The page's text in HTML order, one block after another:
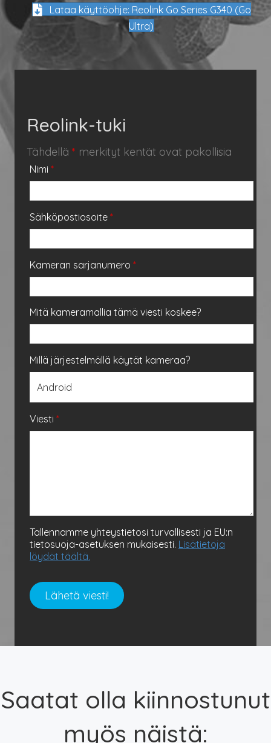
Lataa käyttöohje: Reolink Go Series G340 (Go
Ultra)
Reolink-tuki
Tähdellä * merkityt kentät ovat pakollisia
Nimi *
Sähköpostiosoite *
Kameran sarjanumero *
Mitä kameramallia tämä viesti koskee?
Millä järjestelmällä käytät kameraa?
Viesti *
Tallennamme yhteystietosi turvallisesti ja EU:n
tietosuoja-asetuksen mukaisesti. Lisätietoja
löydät täältä.
Saatat olla kiinnostunut
myös näistä: